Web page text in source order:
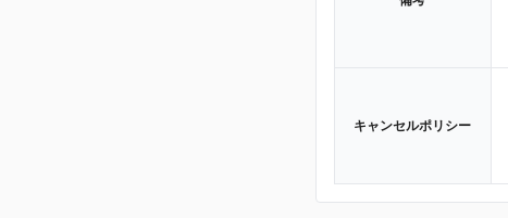
キャンセルポリシー